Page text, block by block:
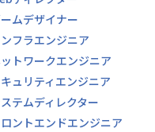
ムデザイナー
フラエンジニア
トワークエンジニア
ュリティエンジニア
テムディレクター
ントエンドエンジニア